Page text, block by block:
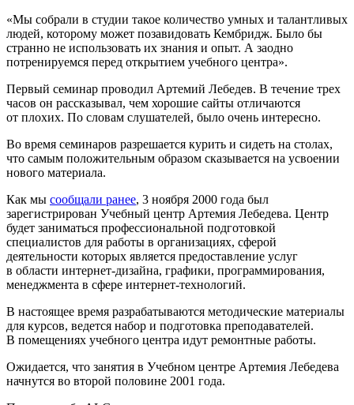
«Мы собрали в студии такое количество умных и талантливых
людей, которому может позавидовать Кембридж. Было бы
странно не использовать их знания и опыт. А заодно
потренируемся перед открытием учебного центра».
Первый семинар проводил Артемий Лебедев. В течение трех
часов он рассказывал, чем хорошие сайты отличаются
от плохих. По словам слушателей, было очень интересно.
Во время семинаров разрешается курить и сидеть на столах,
что самым положительным образом сказывается на усвоении
нового материала.
Как мы сообщали ранее, 3 ноября 2000 года был
зарегистрирован Учебный центр Артемия Лебедева. Центр
будет заниматься профессиональной подготовкой
специалистов для работы в организациях, сферой
деятельности которых является предоставление услуг
в области интернет-дизайна, графики, программирования,
менеджмента в сфере интернет-технологий.
В настоящее время разрабатываются методические материалы
для курсов, ведется набор и подготовка преподавателей.
В помещениях учебного центра идут ремонтные работы.
Ожидается, что занятия в Учебном центре Артемия Лебедева
начнутся во второй половине 2001 года.